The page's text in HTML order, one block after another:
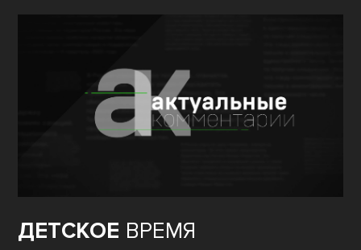
ДЕТСКОЕ ВРЕМЯ